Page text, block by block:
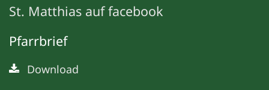
St. Matthias auf facebook
Pfarrbrief
Download